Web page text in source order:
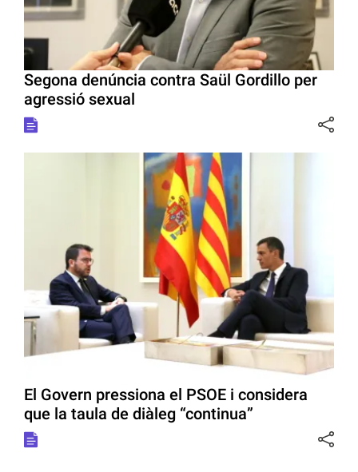
Segona denúncia contra Saül Gordillo per
agressió sexual
El Govern pressiona el PSOE i considera
que la taula de diàleg “continua”